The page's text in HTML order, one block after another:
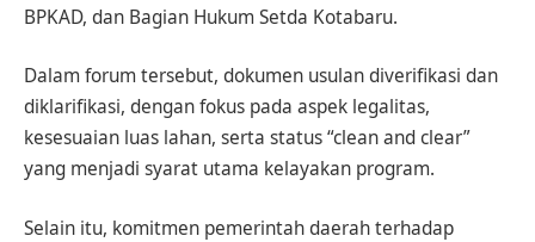
BPKAD, dan Bagian Hukum Setda Kotabaru.
Dalam forum tersebut, dokumen usulan diverifikasi dan
diklarifikasi, dengan fokus pada aspek legalitas,
kesesuaian luas lahan, serta status “clean and clear”
yang menjadi syarat utama kelayakan program.
Selain itu, komitmen pemerintah daerah terhadap